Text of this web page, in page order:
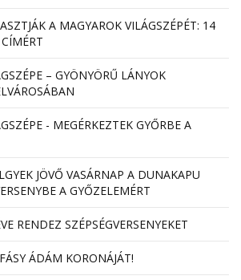
A MAGYAROK VILÁGSZÉPÉT: 14
– GYÖNYÖRŰ LÁNYOK
- MEGÉRKEZTEK GYŐRBE A
JÖVŐ VASÁRNAP A DUNAKAPU
A GYŐZELEMÉRT
RENDEZ SZÉPSÉGVERSENYEKET
ÁDÁM KORONÁJÁT!